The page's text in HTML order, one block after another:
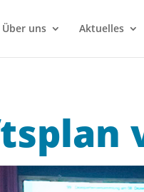
Über uns Aktuelles